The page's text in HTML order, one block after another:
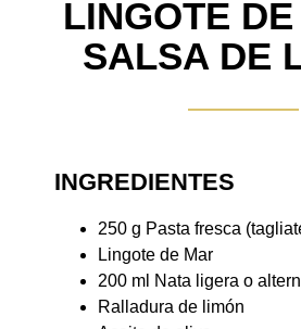
LINGOTE
SALSA DE
INGREDIENTES
250 g Pasta fresca
Lingote de Mar
200 ml Nata ligera o
Ralladura de limón